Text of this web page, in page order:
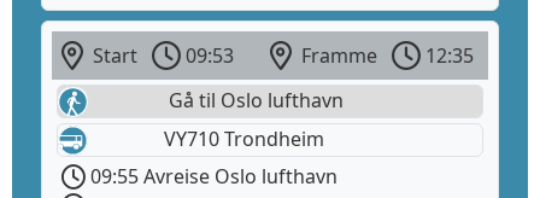
Start 09:53 Framme
12:35
Gå til Oslo lufthavn
VY710 Trondheim
09:55 Avreise Oslo lufthavn